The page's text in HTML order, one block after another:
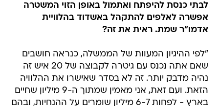
לבתי כנסת להיפתח ואתמול באופן הזוי המשטרה
אפשרה לאלפים להתקהל באשדוד בהלוויית
אדמו"ר שמת. ראית את זה?
"לפי ההיגיון המעוות של הממשלה, כנראה חושבים
שאם אתה נכנס עם גיטרה לקבוצה של 20 איש זה
נהיה מדבק יותר. זה לא בסדר שאישרו את ההלוויה
הזאת. ועם זאת, אני מאמין שמתוך ה-9 מיליון שחיים
בארץ - לפחות 6-7 מיליון שומרים על ההנחיות, ובהם